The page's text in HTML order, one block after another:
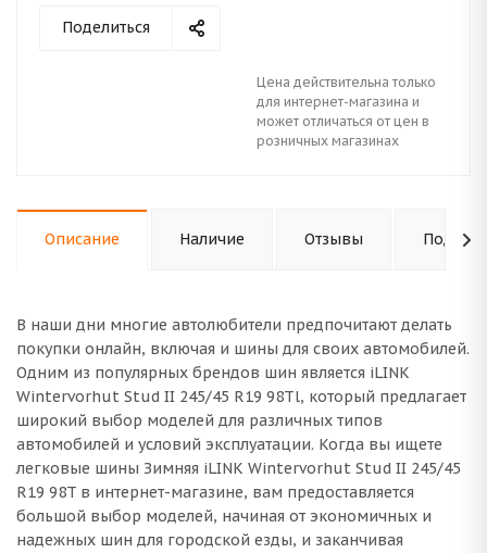
Поделиться
Цена действительна только
для интернет-магазина и
может отличаться от цен в
розничных магазинах
Описание Наличие Отзывы
В наши дни многие автолюбители предпочитают делать
покупки онлайн, включая и шины для своих автомобилей.
Одним из популярных брендов шин является iLINK
Wintervorhut Stud II 245/45 R19 98Tl, который предлагает
широкий выбор моделей для различных типов
автомобилей и условий эксплуатации. Когда вы ищете
легковые шины Зимняя iLINK Wintervorhut Stud II 245/45
R19 98T в интернет-магазине, вам предоставляется
большой выбор моделей, начиная от экономичных и
надежных шин для городской езды, и заканчивая